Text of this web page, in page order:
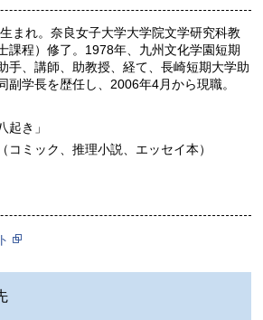
まれ。奈良女子大学大学院文学研究科教
課程）修了。1978年、九州文化学園短期
手、講師、助教授、経て、長崎短期大学助
副学長を歴任し、2006年4月から現職。
起き」
コミック、推理小説、エッセイ本）